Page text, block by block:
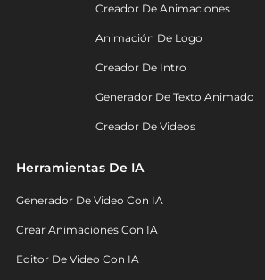
Creador De Animaciones
Animación De Logo
Creador De Intro
Generador De Texto Animado
Creador De Videos
Herramientas De IA
Generador De Video Con IA
Crear Animaciones Con IA
Editor De Video Con IA